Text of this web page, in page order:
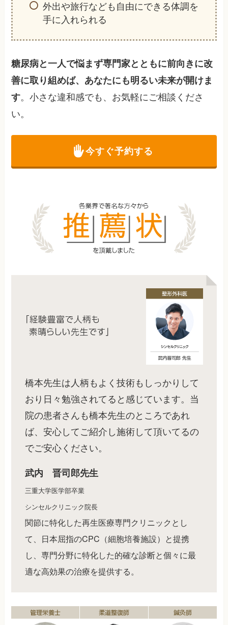
外出や旅行なども自由にできる体調を
手に入れられる
糖尿病と一人で悩まず専門家とともに前向きに改
善に取り組めば、あなたにも明るい未来が開けま
す。小さな違和感でも、お気軽にご相談くださ
い。
今すぐ予約する
橋本先生は人柄もよく技術もしっかりして
おり日々勉強されてると感じています。当
院の患者さんも橋本先生のところであれ
ば、安心してご紹介し施術して頂いてるの
でご安心ください。
武内 晋司郎先生
三重大学医学部卒業
シンセルクリニック院長
関節に特化した再生医療専門クリニックとし
て、日本屈指のCPC（細胞培養施設）と提携
し、専門分野に特化した的確な診断と個々に最
適な高効果の治療を提供する。